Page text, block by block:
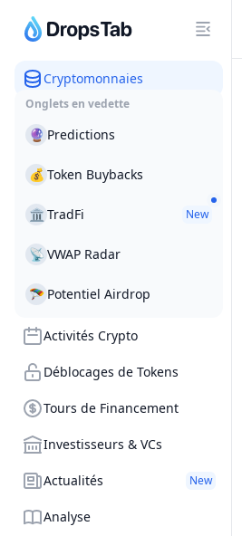
Cryptomonnaies
Onglets en vedette
🔮 Predictions
💰 Token Buybacks
🏛 TradFi New
📡 VWAP Radar
🪂 Potentiel Airdrop
Activités Crypto
Déblocages de Tokens
Tours de Financement
Investisseurs & VCs
Actualités New
Analyse
0.77% :